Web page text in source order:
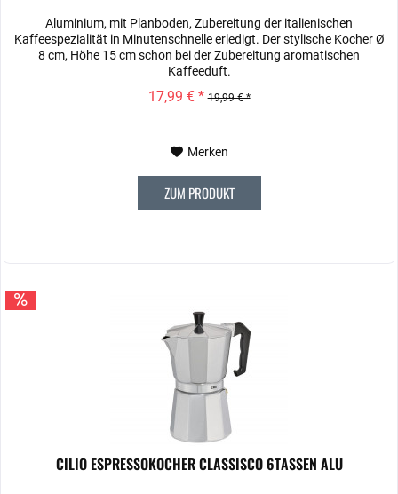
Aluminium, mit Planboden, Zubereitung der italienischen
Kaffeespezialität in Minutenschnelle erledigt. Der stylische Kocher Ø
8 cm, Höhe 15 cm schon bei der Zubereitung aromatischen
Kaffeeduft.
17,99 € * 19,99 € *
Merken
ZUM PRODUKT
CILIO ESPRESSOKOCHER CLASSISCO 6TASSEN ALU